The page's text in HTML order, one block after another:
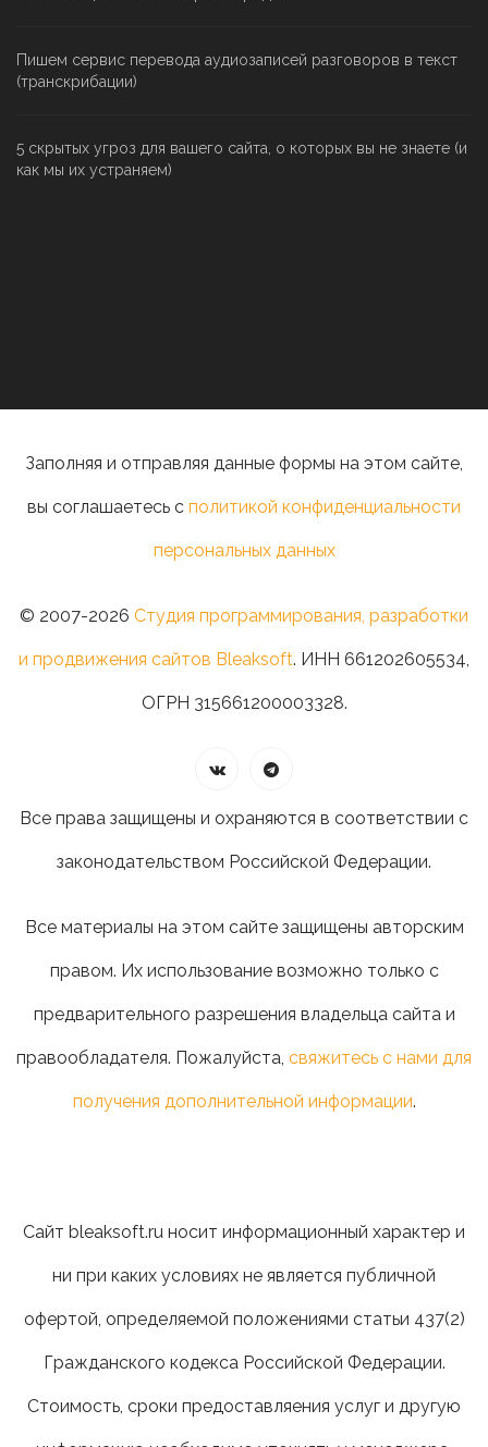
Пишем сервис перевода аудиозаписей разговоров в текст
(транскрибации)
5 скрытых угроз для вашего сайта, о которых вы не знаете (и
как мы их устраняем)
Заполняя и отправляя данные формы на этом сайте,
вы соглашаетесь с политикой конфиденциальности
персональных данных
© 2007-2026 Студия программирования, разработки
и продвижения сайтов Bleaksoft. ИНН 661202605534,
ОГРН 315661200003328.
Все права защищены и охраняются в соответствии с
законодательством Российской Федерации.
Все материалы на этом сайте защищены авторским
правом. Их использование возможно только с
предварительного разрешения владельца сайта и
правообладателя. Пожалуйста, свяжитесь с нами для
получения дополнительной информации.
Сайт bleaksoft.ru носит информационный характер и
ни при каких условиях не является публичной
офертой, определяемой положениями статьи 437(2)
Гражданского кодекса Российской Федерации.
Стоимость, сроки предоставляения услуг и другую